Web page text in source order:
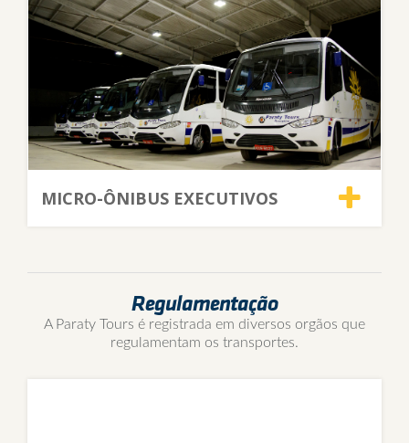
MICRO-ÔNIBUS EXECUTIVOS
Regulamentação
A Paraty Tours é registrada em diversos orgãos que
regulamentam os transportes.